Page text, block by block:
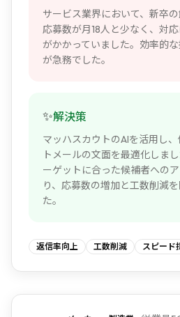
サービス業界において、新卒
応募数が月18人と少なく、対
がかかっていました。効率的
が急務でした。
✨解決策
マッハスカウトのAIを活用し
トメールの文面を最適化しま
ーゲットに合った候補者への
り、応募数の増加と工数削減
た。
返信率向上 工数削減 スピード